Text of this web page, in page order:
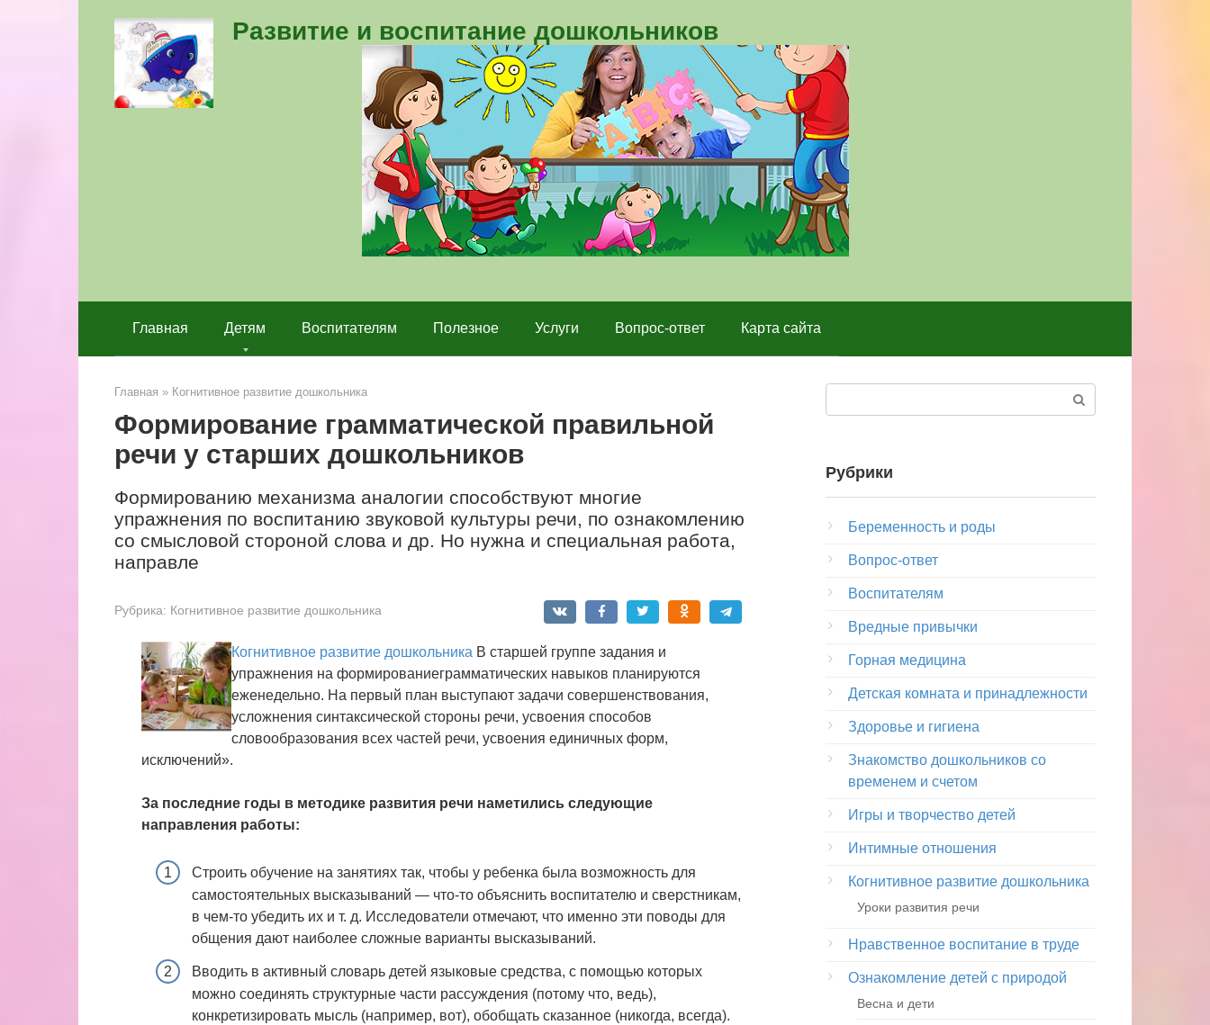
Развитие и воспитание дошкольников
Главная Детям Воспитателям Полезное Услуги Вопрос-ответ Карта сайта
Главная » Когнитивное развитие дошкольника
Формирование грамматической правильной
речи у старших дошкольников
Формированию механизма аналогии способствуют многие
упражнения по воспитанию звуковой культуры речи, по ознакомлению
со смысловой стороной слова и др. Но нужна и специальная работа,
направле
Рубрика: Когнитивное развитие дошкольника
Когнитивное развитие дошкольника В старшей группе задания и
упражнения на формированиеграмматических навыков планируются
еженедельно. На первый план выступают задачи совершенствования,
усложнения синтаксической стороны речи, усвоения способов
словообразования всех частей речи, усвоения единичных форм,
исключений».
За последние годы в методике развития речи наметились следующие
направления работы:
Строить обучение на занятиях так, чтобы у ребенка была возможность для
самостоятельных высказываний — что-то объяснить воспитателю и сверстникам,
в чем-то убедить их и т. д. Исследователи отмечают, что именно эти поводы для
общения дают наиболее сложные варианты высказываний.
Вводить в активный словарь детей языковые средства, с помощью которых
можно соединять структурные части рассуждения (потому что, ведь),
конкретизировать мысль (например, вот), обобщать сказанное (никогда, всегда).
Рубрики
Беременность и роды
Вопрос-ответ
Воспитателям
Вредные привычки
Горная медицина
Детская комната и принадлежности
Здоровье и гигиена
Знакомство дошкольников со
временем и счетом
Игры и творчество детей
Интимные отношения
Когнитивное развитие дошкольника
Уроки развития речи
Нравственное воспитание в труде
Ознакомление детей с природой
Весна и дети